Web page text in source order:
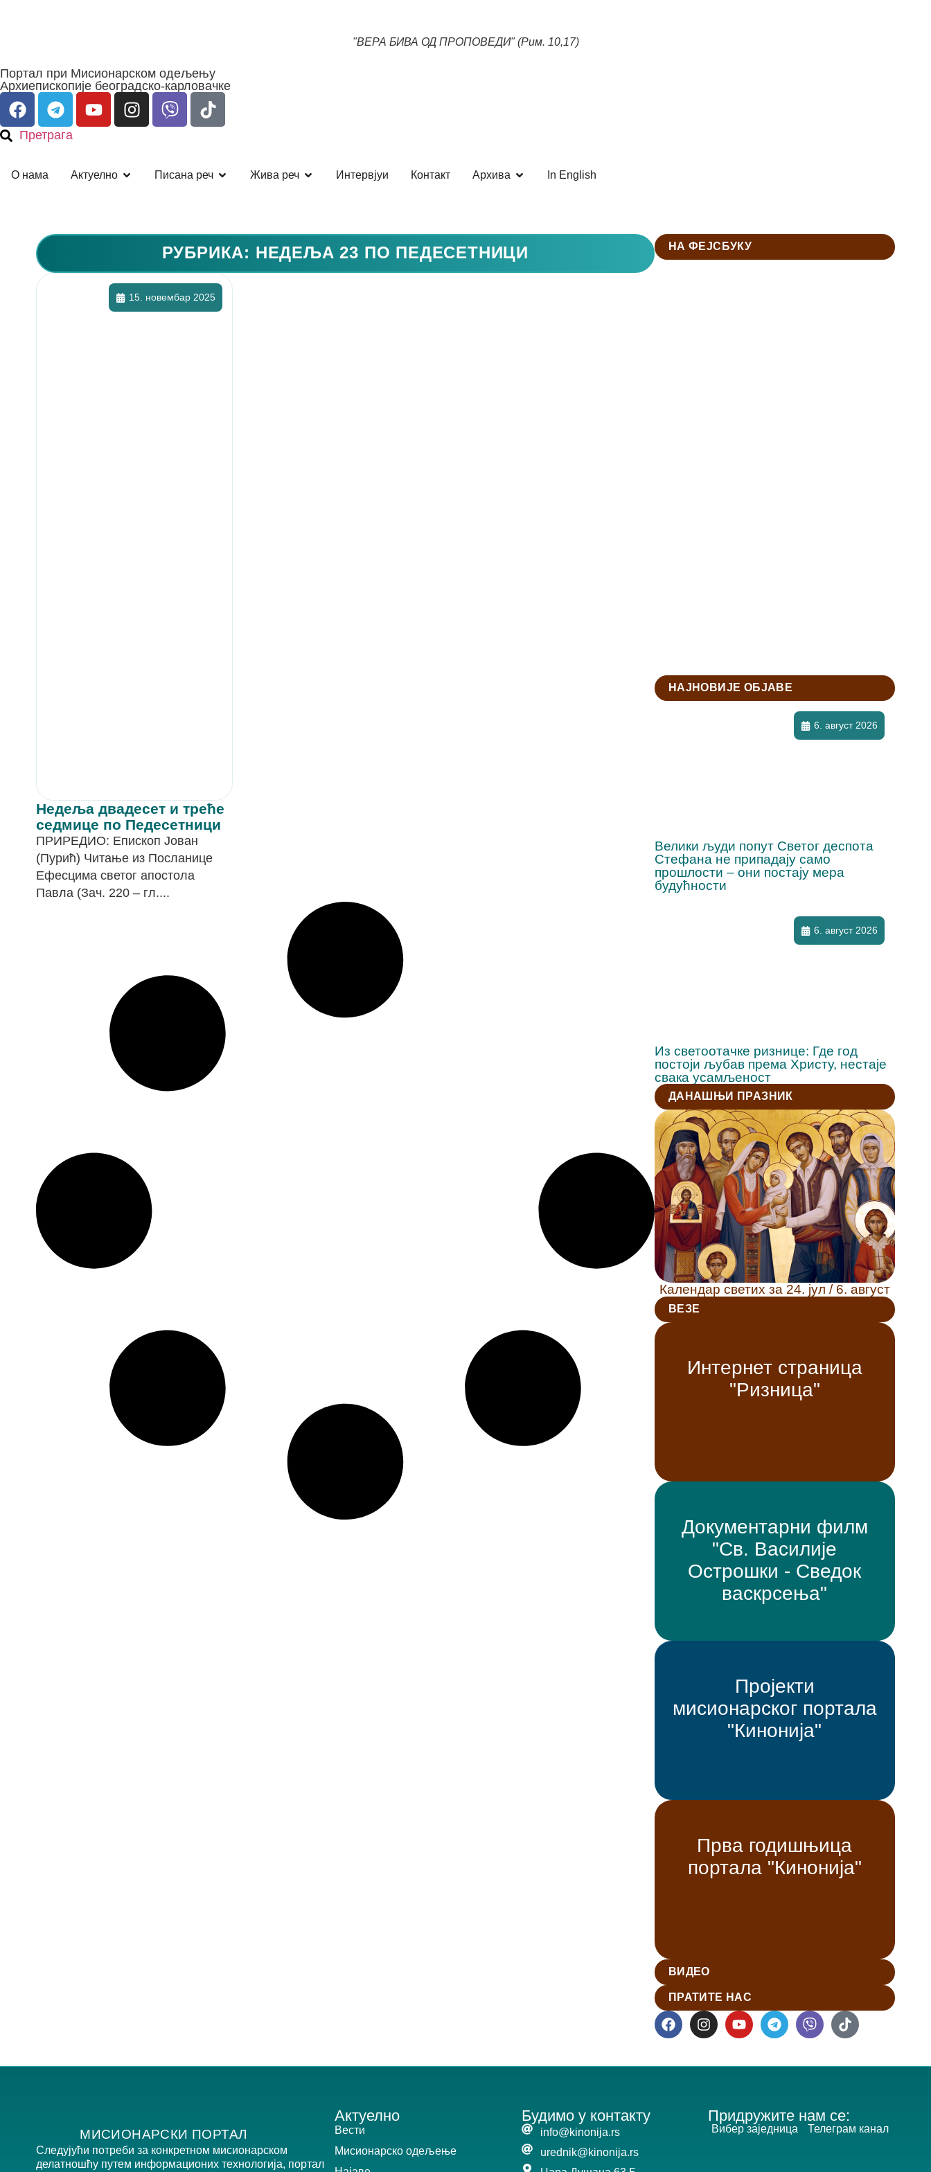
"ВЕРА БИВА ОД ПРОПОВЕДИ" (Рим. 10,17)
Портал при Мисионарском одељењу
Архиепископије београдско-карловачке
Претрага
О нама Актуелно Писана реч Жива реч Интервјуи Контакт Архива In English
РУБРИКА: НЕДЕЉА 23 ПО ПЕДЕСЕТНИЦИ
Недеља двадесет и треће
седмице по Педесетници
15. новембар 2025
ПРИРЕДИО: Епископ Јован
(Пурић) Читање из Посланице
Ефесцима светог апостола
Павла (Зач. 220 – гл....
НА ФЕЈСБУКУ
НАЈНОВИЈЕ ОБЈАВЕ
Велики људи попут Светог деспота
Стефана не припадају само
прошлости – они постају мера
будућности
6. август 2026
Из светоотачке ризнице: Где год
постоји љубав према Христу, нестаје
свака усамљеност
6. август 2026
ДАНАШЊИ ПРАЗНИК
Календар светих за 24. јул / 6. август
ВЕЗЕ
Интернет страница
"Ризница"
Документарни филм
"Св. Василије
Острошки - Сведок
васкрсења"
Пројекти
мисионарског портала
"Кинонија"
Прва годишњица
портала "Кинонија"
ВИДЕО
ПРАТИТЕ НАС
МИСИОНАРСКИ ПОРТАЛ
Следујући потреби за конкретном мисионарском
делатношћу путем информационих технологија, портал
Актуелно
Вести
Мисионарско одељење
Будимо у контакту
info@kinonija.rs
urednik@kinonija.rs
Придружите нам се:
Вибер заједница Телеграм канал